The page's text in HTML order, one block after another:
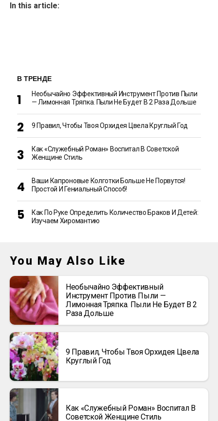
In this article:
В ТРЕНДЕ
Необычайно Эффективный Инструмент Против Пыли
— Лимонная Тряпка. Пыли Не Будет В 2 Раза Дольше
9 Правил, Чтобы Твоя Орхидея Цвела Круглый Год
Как «Служебный Роман» Воспитал В Советской
Женщине Стиль
Ваши Капроновые Колготки Больше Не Порвутся!
Простой И Гениальный Способ!
Как По Руке Определить Количество Браков И Детей:
Изучаем Хиромантию
You May Also Like
Необычайно Эффективный
Инструмент Против Пыли —
Лимонная Тряпка. Пыли Не Будет В 2
Раза Дольше
9 Правил, Чтобы Твоя Орхидея Цвела
Круглый Год
Как «Служебный Роман» Воспитал В
Советской Женщине Стиль